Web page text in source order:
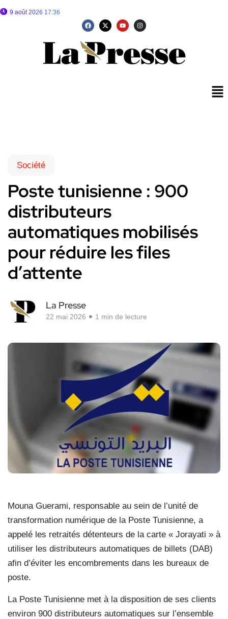
9 août 2026 17:36
Société
Poste tunisienne : 900
distributeurs
automatiques mobilisés
pour réduire les files
d’attente
La Presse
22 mai 2026 1 min de lecture
Mouna Guerami, responsable au sein de l’unité de
transformation numérique de la Poste Tunisienne, a
appelé les retraités détenteurs de la carte « Jorayati » à
utiliser les distributeurs automatiques de billets (DAB)
afin d’éviter les encombrements dans les bureaux de
poste.
La Poste Tunisienne met à la disposition de ses clients
environ 900 distributeurs automatiques sur l’ensemble